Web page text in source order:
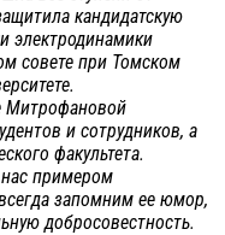
кандидатскую
электродинамики
совете при Томском
Митрофановой
и сотрудников, а
факультета.
нас примером
запомним ее юмор,
добросовестность.